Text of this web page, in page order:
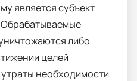
является субъект
либо
целей
необходимости